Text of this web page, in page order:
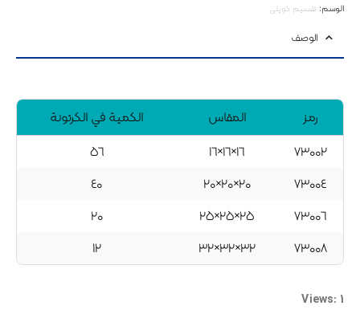
الوسم: تقسیم کوپلی
الوصف
رمز المقاس
الكمية في الكرتونة
۷۳۰۰۲
۱٦×۱٦×۱٦
٥٦
۷۳۰۰٤
۲۰×۲۰×۲۰
٤۰
۷۳۰۰٦
۲٥×۲٥×۲٥
۲۰
۷۳۰۰۸
۳۲×۳۲×۳۲ ۱۲
Views: 1